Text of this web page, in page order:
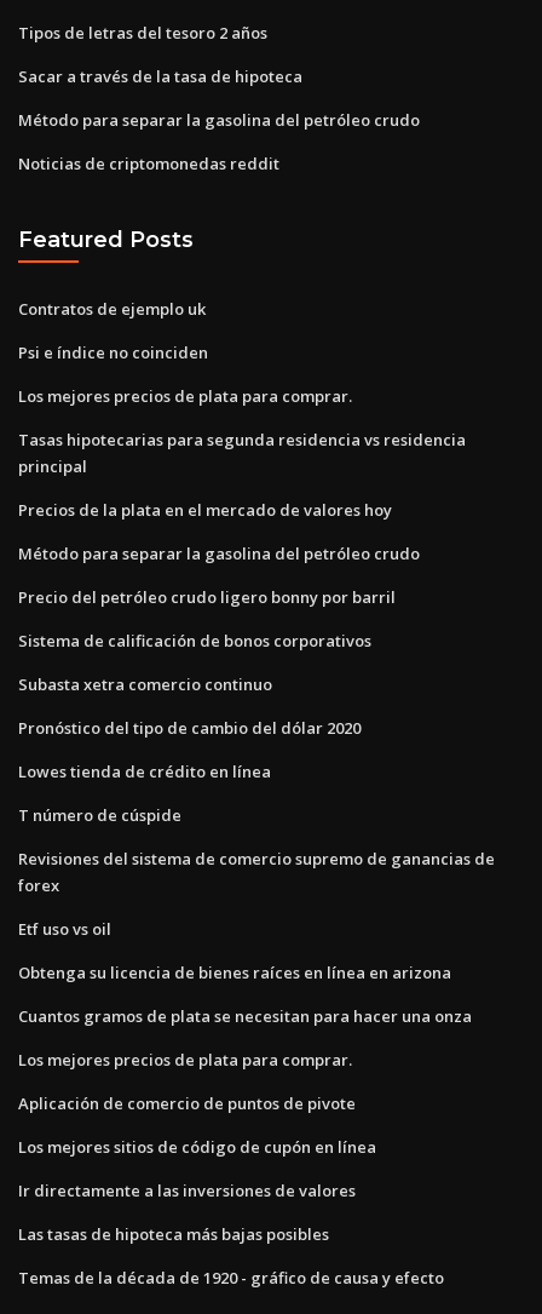
Tipos de letras del tesoro 2 años
Sacar a través de la tasa de hipoteca
Método para separar la gasolina del petróleo crudo
Noticias de criptomonedas reddit
Featured Posts
Contratos de ejemplo uk
Psi e índice no coinciden
Los mejores precios de plata para comprar.
Tasas hipotecarias para segunda residencia vs residencia
principal
Precios de la plata en el mercado de valores hoy
Método para separar la gasolina del petróleo crudo
Precio del petróleo crudo ligero bonny por barril
Sistema de calificación de bonos corporativos
Subasta xetra comercio continuo
Pronóstico del tipo de cambio del dólar 2020
Lowes tienda de crédito en línea
T número de cúspide
Revisiones del sistema de comercio supremo de ganancias de
forex
Etf uso vs oil
Obtenga su licencia de bienes raíces en línea en arizona
Cuantos gramos de plata se necesitan para hacer una onza
Los mejores precios de plata para comprar.
Aplicación de comercio de puntos de pivote
Los mejores sitios de código de cupón en línea
Ir directamente a las inversiones de valores
Las tasas de hipoteca más bajas posibles
Temas de la década de 1920 - gráfico de causa y efecto